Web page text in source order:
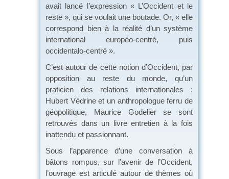
avait lancé l’expression « L’Occident et le
reste », qui se voulait une boutade. Or, « elle
correspond bien à la réalité d’un système
international européo-centré, puis
occidentalo-centré ».
C’est autour de cette notion d’Occident, par
opposition au reste du monde, qu’un
praticien des relations internationales :
Hubert Védrine et un anthropologue ferru de
géopolitique, Maurice Godelier se sont
retrouvés dans un livre entretien à la fois
inattendu et passionnant.
Sous l’apparence d’une conversation à
bâtons rompus, sur l’avenir de l’Occident,
l’ouvrage est articulé autour de thèmes où